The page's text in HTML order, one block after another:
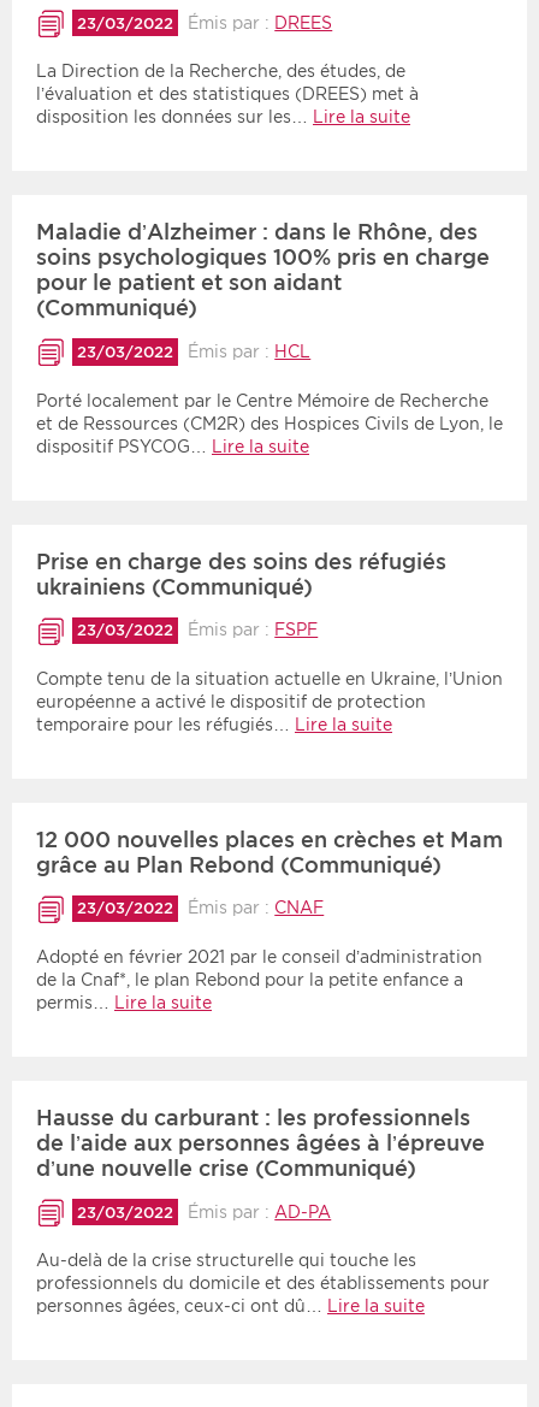
23/03/2022 Émis par : DREES
La Direction de la Recherche, des études, de
l’évaluation et des statistiques (DREES) met à
disposition les données sur les… Lire la suite
Maladie d’Alzheimer : dans le Rhône, des
soins psychologiques 100% pris en charge
pour le patient et son aidant
(Communiqué)
23/03/2022 Émis par : HCL
Porté localement par le Centre Mémoire de Recherche
et de Ressources (CM2R) des Hospices Civils de Lyon, le
dispositif PSYCOG… Lire la suite
Prise en charge des soins des réfugiés
ukrainiens (Communiqué)
23/03/2022 Émis par : FSPF
Compte tenu de la situation actuelle en Ukraine, l’Union
européenne a activé le dispositif de protection
temporaire pour les réfugiés…
Lire la suite
12 000 nouvelles places en crèches et Mam
grâce au Plan Rebond (Communiqué)
23/03/2022 Émis par : CNAF
Adopté en février 2021 par le conseil d’administration
de la Cnaf*, le plan Rebond pour la petite enfance a
permis…
Lire la suite
Hausse du carburant : les professionnels
de l’aide aux personnes âgées à l’épreuve
d’une nouvelle crise (Communiqué)
23/03/2022 Émis par : AD-PA
Au-delà de la crise structurelle qui touche les
professionnels du domicile et des établissements pour
personnes âgées, ceux-ci ont dû… Lire la suite